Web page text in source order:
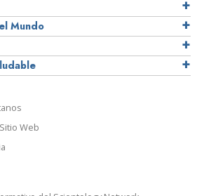
Mundo
Web